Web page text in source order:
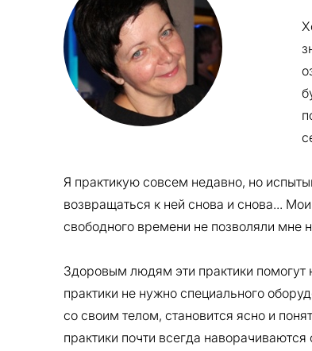
Я практикую совсем недавно, но
возвращаться к ней снова и снова...
свободного времени не позволяли мне
Здоровым людям эти практики помогут
практики не нужно специального
со своим телом, становится ясно и
практики почти всегда